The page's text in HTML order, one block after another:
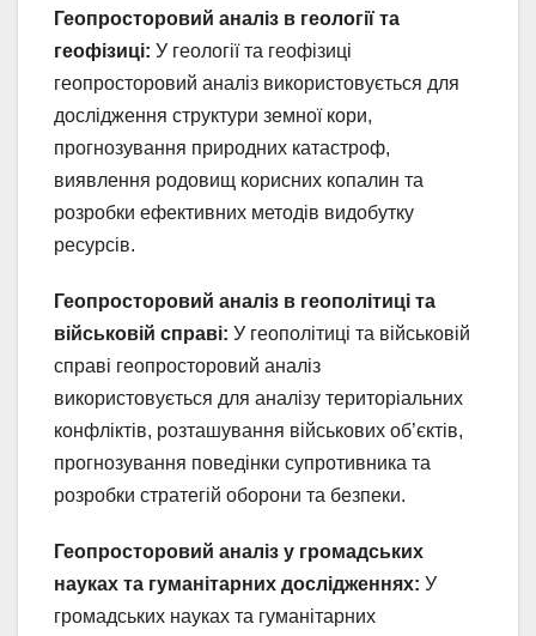
Геопросторовий аналіз в геології та
геофізиці: У геології та геофізиці
геопросторовий аналіз використовується для
дослідження структури земної кори,
прогнозування природних катастроф,
виявлення родовищ корисних копалин та
розробки ефективних методів видобутку
ресурсів.
Геопросторовий аналіз в геополітиці та
військовій справі: У геополітиці та військовій
справі геопросторовий аналіз
використовується для аналізу територіальних
конфліктів, розташування військових об’єктів,
прогнозування поведінки супротивника та
розробки стратегій оборони та безпеки.
Геопросторовий аналіз у громадських
науках та гуманітарних дослідженнях: У
громадських науках та гуманітарних